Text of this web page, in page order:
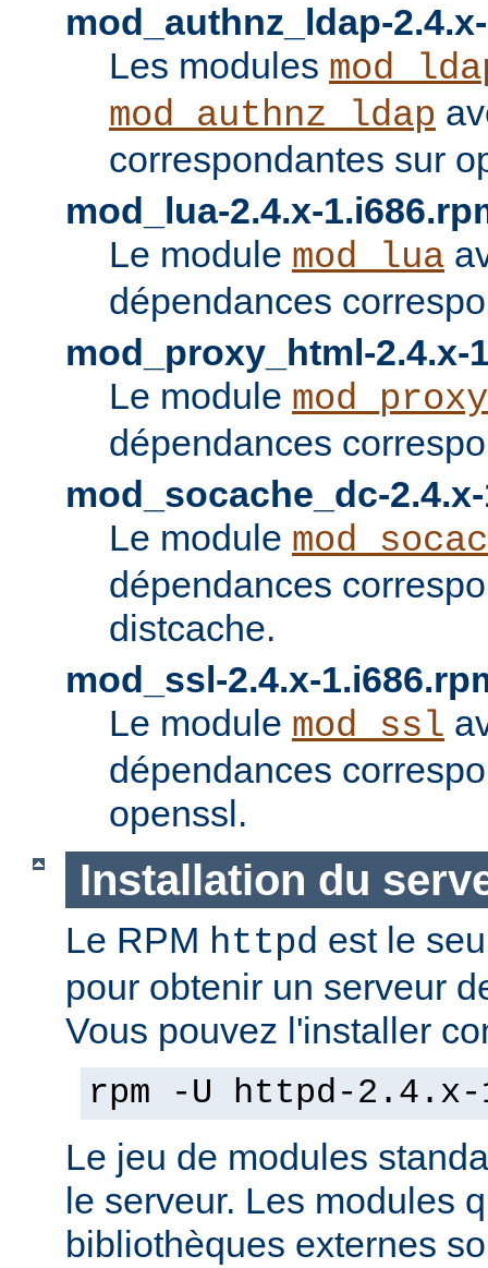
mod_authnz_ldap-
Les modules
mod_authnz_ldap
correspondantes sur
mod_lua-2.4.x-
Le module mod_lua
dépendances
mod_proxy_html-2.4.x-
Le module
dépendances
mod_socache_dc-
Le module
dépendances
distcache.
mod_ssl-2.4.x-
Le module mod_ssl
dépendances
openssl.
Installation du
Le RPM httpd est le
pour obtenir un serveur
Vous pouvez l'installer
rpm -U httpd-2.4.x-
Le jeu de modules
le serveur. Les modules
bibliothèques externes